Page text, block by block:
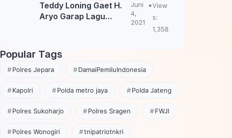
Teddy Loning Gaet H.
Aryo Garap Lagu
Juni
4,
2021
View
s:
1,358
Popular Tags
Polres Jepara DamaiPemiluIndonesia
Kapolri Polda metro jaya Polda Jateng
Polres Sukoharjo Polres Sragen FWJI
Polres Wonogiri tnipatriotnkri